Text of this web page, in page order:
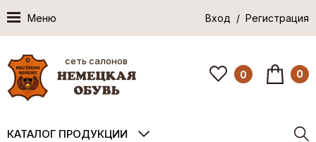
Меню Вход / Регистрация
сеть салонов
0 0
КАТАЛОГ ПРОДУКЦИИ